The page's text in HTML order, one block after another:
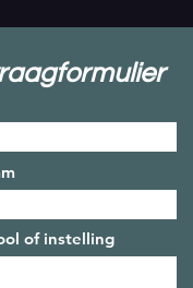
of instelling